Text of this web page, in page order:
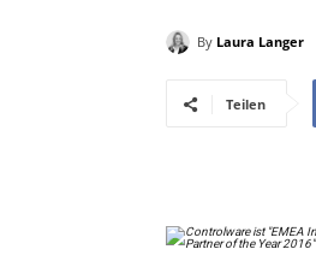
By Laura Langer
Teilen